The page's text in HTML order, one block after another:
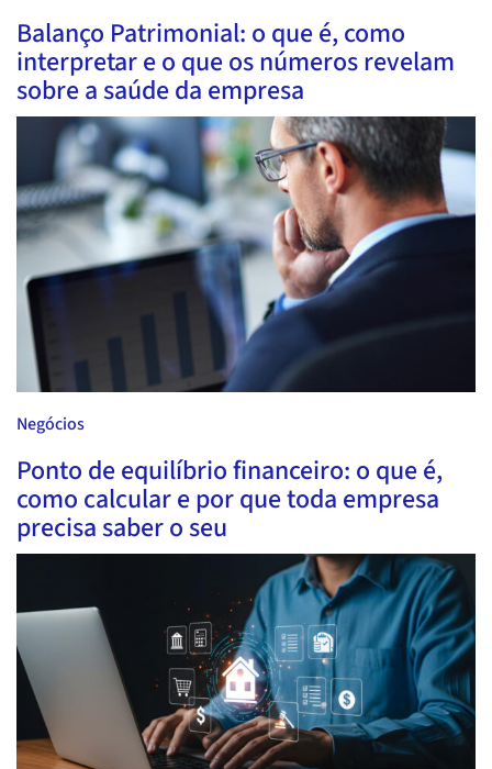
Balanço Patrimonial: o que é, como
interpretar e o que os números revelam
sobre a saúde da empresa
Negócios
Ponto de equilíbrio financeiro: o que é,
como calcular e por que toda empresa
precisa saber o seu